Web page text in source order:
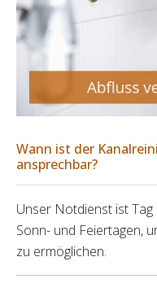
Wann ist der
ansprechbar?
Unser Notdienst ist
Sonn- und Feiertagen,
zu ermöglichen.